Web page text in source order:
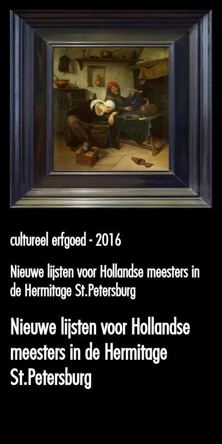
cultureel erfgoed - 2016
Nieuwe lijsten voor Hollandse meesters in
de Hermitage St.Petersburg
Nieuwe lijsten voor Hollandse
meesters in de Hermitage
St.Petersburg